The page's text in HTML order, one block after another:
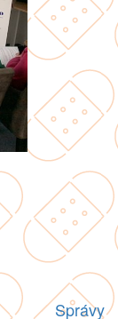
Správy